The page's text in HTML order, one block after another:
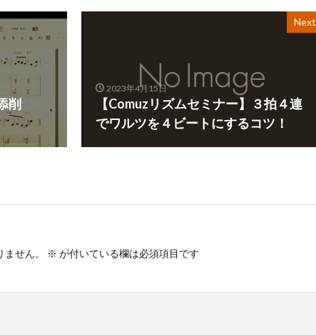
削
Next
2023年4月15日
【Comuzリズムセミナー】３拍４連
でワルツを４ビートにするコツ！
せん。 ※ が付いている欄は必須項目です